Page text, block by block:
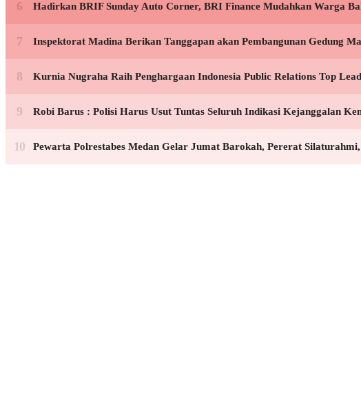
Hadirkan BRIF Sunday Auto Corner, BRI Finance Mudahkan Warga
Inspektorat Madina Berikan Tanggapan akan Pembangunan Gedung
Kurnia Nugraha Raih Penghargaan Indonesia Public Relations Top
Robi Barus : Polisi Harus Usut Tuntas Seluruh Indikasi Kejanggalan
Pewarta Polrestabes Medan Gelar Jumat Barokah, Pererat